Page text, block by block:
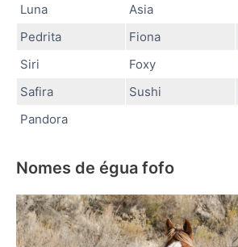
Luna
Asia
Pedrita
Fiona
Siri
Foxy
Safira
Sushi
Pandora
Nomes de égua fofo